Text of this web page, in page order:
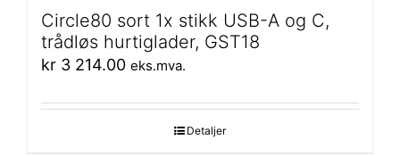
Circle80 sort 1x stikk USB-A og C,
trådløs hurtiglader, GST18
kr 3 214.00 eks.mva.
Detaljer